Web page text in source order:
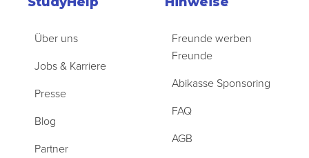
Über uns
Jobs & Karriere
Presse
Blog
Partner
Freunde werben
Freunde
Abikasse Sponsoring
FAQ
AGB